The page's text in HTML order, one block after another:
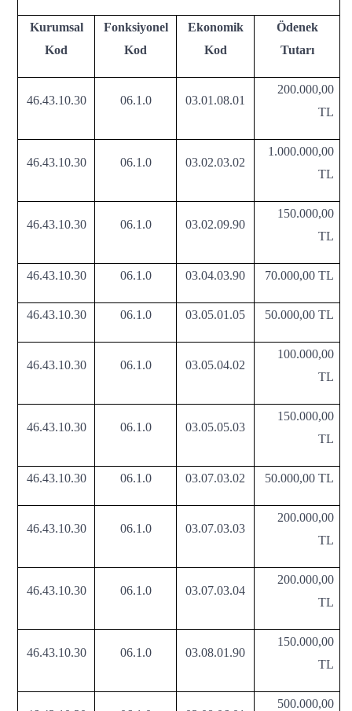
Kurumsal
Kod
Fonksiyonel
Kod
Ekonomik
Kod
Ödenek
Tutarı
46.43.10.30 06.1.0 03.01.08.01
200.000,00
TL
46.43.10.30 06.1.0 03.02.03.02
1.000.000,00
TL
46.43.10.30 06.1.0 03.02.09.90
150.000,00
TL
46.43.10.30 06.1.0 03.04.03.90 70.000,00 TL
46.43.10.30 06.1.0 03.05.01.05 50.000,00 TL
46.43.10.30 06.1.0 03.05.04.02
100.000,00
TL
46.43.10.30 06.1.0 03.05.05.03
150.000,00
TL
46.43.10.30 06.1.0 03.07.03.02 50.000,00 TL
46.43.10.30 06.1.0 03.07.03.03
200.000,00
TL
46.43.10.30 06.1.0 03.07.03.04
200.000,00
TL
46.43.10.30 06.1.0 03.08.01.90
150.000,00
TL
500.000,00